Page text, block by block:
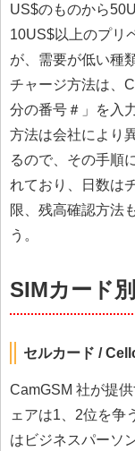
US$のものから
10US$以上のプリ
が、需要が低い種
チャージ方法は、
分の番号＃」を入
方法は会社により
るので、その手順
れており、日数は
限、残高確認方法
う。
SIMカード
セルカード /
CamGSM 社が提
ェアは1、2位を争
はビジネスパーソ